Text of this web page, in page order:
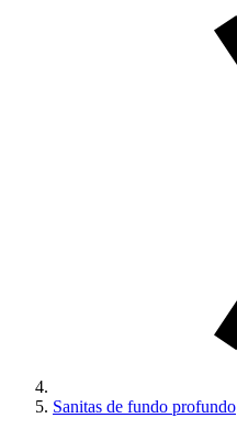
Sanitas de fundo profundo